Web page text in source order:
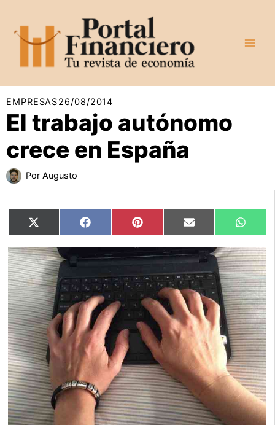
contenido
EMPRESAS26/08/2014
El trabajo autónomo
crece en España
Por Augusto
Compartir
en
X
(Twitter)
Compartir
en
Facebook Compartir
en
Pinterest Compartir
en
Email
en